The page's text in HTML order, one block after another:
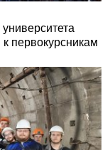
первокурсникам